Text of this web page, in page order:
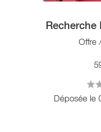
Recherche
Offre
Déposée le